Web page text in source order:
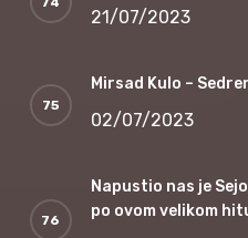
21/07/2023
Mirsad Kulo –
02/07/2023
Napustio nas je
po ovom velikom